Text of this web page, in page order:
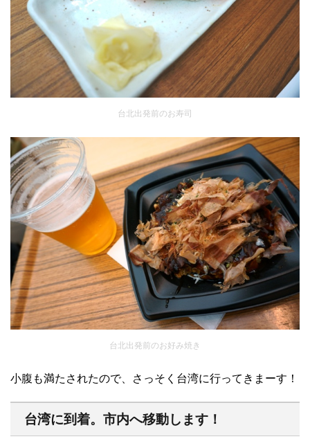
台北出発前のお寿司
台北出発前のお好み焼き
小腹も満たされたので、さっそく台湾に行ってきまーす！
台湾に到着。市内へ移動します！